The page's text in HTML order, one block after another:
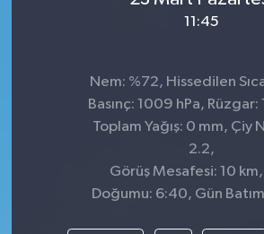
11:45
Nem: %72, Hissedilen
Basınç: 1009 hPa, Rüzgar:
Toplam Yağış: 0 mm, Çiy
2.2,
Görüş Mesafesi: 10
Doğumu: 6:40, Gün
Magazin
haber ara
Günün Haberleri